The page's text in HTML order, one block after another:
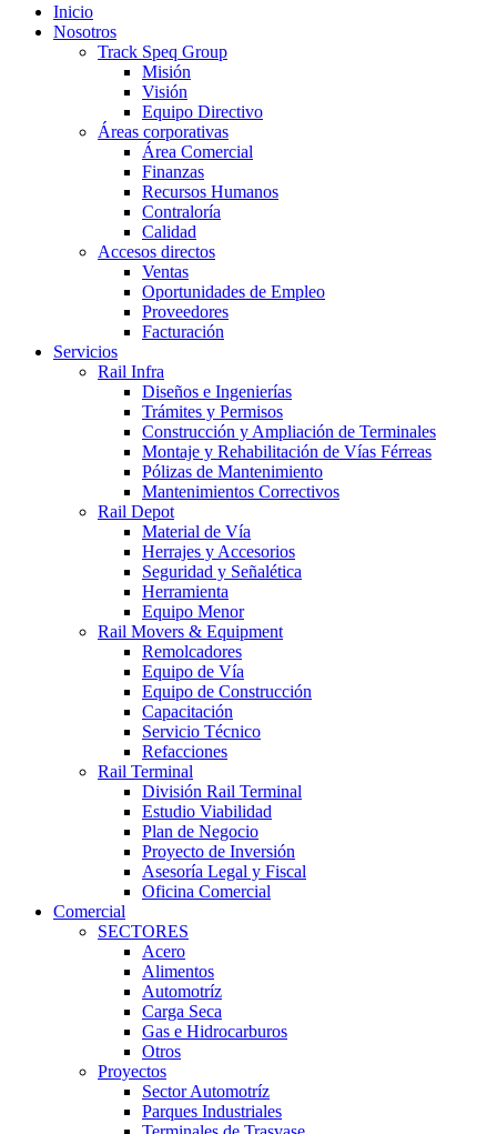
Inicio
Nosotros
Track Speq Group
Misión
Visión
Equipo Directivo
Áreas corporativas
Área Comercial
Finanzas
Recursos Humanos
Contraloría
Calidad
Accesos directos
Ventas
Oportunidades de Empleo
Proveedores
Facturación
Servicios
Rail Infra
Diseños e Ingenierías
Trámites y Permisos
Construcción y Ampliación de Terminales
Montaje y Rehabilitación de Vías Férreas
Pólizas de Mantenimiento
Mantenimientos Correctivos
Rail Depot
Material de Vía
Herrajes y Accesorios
Seguridad y Señalética
Herramienta
Equipo Menor
Rail Movers & Equipment
Remolcadores
Equipo de Vía
Equipo de Construcción
Capacitación
Servicio Técnico
Refacciones
Rail Terminal
División Rail Terminal
Estudio Viabilidad
Plan de Negocio
Proyecto de Inversión
Asesoría Legal y Fiscal
Oficina Comercial
Comercial
SECTORES
Acero
Alimentos
Automotríz
Carga Seca
Gas e Hidrocarburos
Otros
Proyectos
Sector Automotríz
Parques Industriales